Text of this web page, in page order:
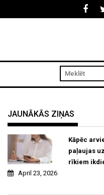
JAUNĀKĀS ZIŅAS
Kāpēc
paļaujas
rīkiem
April 23, 2026